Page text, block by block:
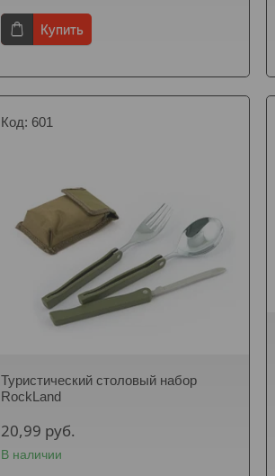
Купить
601
Туристический столовый набор
RockLand
20,99 руб.
В наличии